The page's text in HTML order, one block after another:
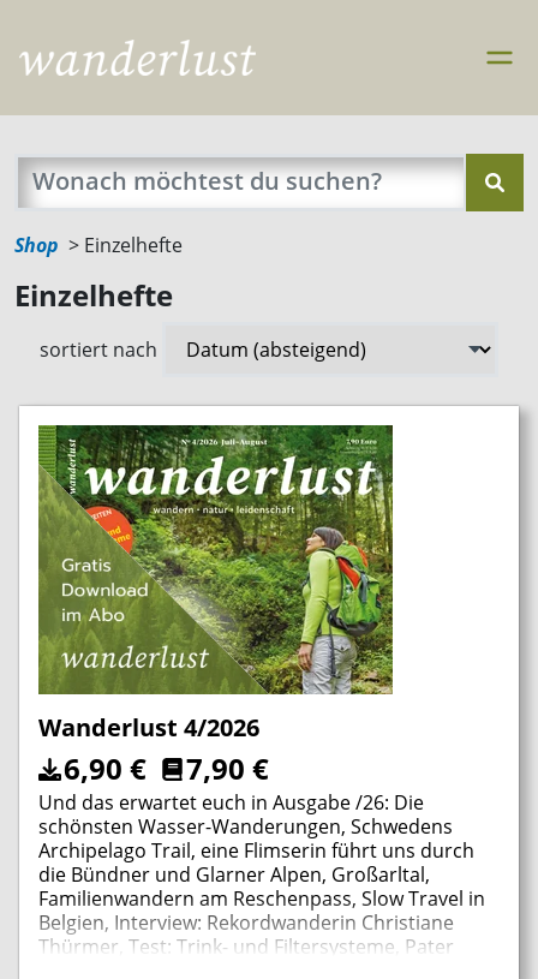
Shop Einzelhefte
Einzelhefte
sortiert nach
Wanderlust 4/2026
6,90 € 7,90 €
Und das erwartet euch in Ausgabe /26: Die
schönsten Wasser-Wanderungen, Schwedens
Archipelago Trail, eine Flimserin führt uns durch
die Bündner und Glarner Alpen, Großarltal,
Familienwandern am Reschenpass, Slow Travel in
Belgien, Interview: Rekordwanderin Christiane
Thürmer, Test: Trink- und Filtersysteme, Pater